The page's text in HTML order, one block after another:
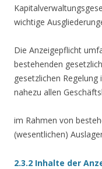
wichtige
Die Anzeigepflicht
bestehenden
gesetzlichen Regelung
nahezu allen
im Rahmen von
(wesentlichen)
2.3.2 Inhalte der